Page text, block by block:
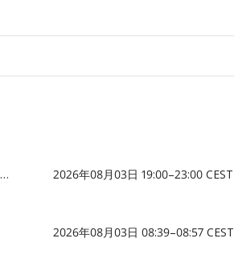
2026年08月03日 19:00–23:00 CEST
2026年08月03日 08:39–08:57 CEST